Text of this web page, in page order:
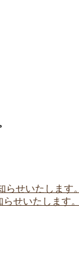
せいたします。
せいたします。